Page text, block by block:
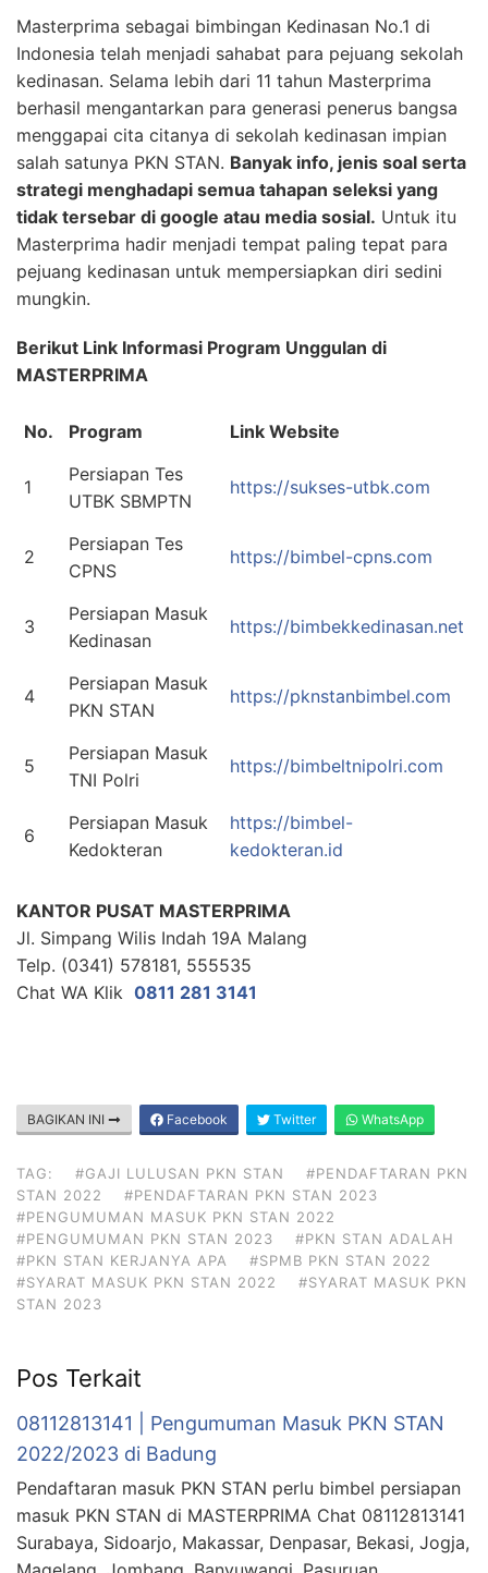
Masterprima sebagai bimbingan Kedinasan No.1 di
Indonesia telah menjadi sahabat para pejuang sekolah
kedinasan. Selama lebih dari 11 tahun Masterprima
berhasil mengantarkan para generasi penerus bangsa
menggapai cita citanya di sekolah kedinasan impian
salah satunya PKN STAN. Banyak info, jenis soal serta
strategi menghadapi semua tahapan seleksi yang
tidak tersebar di google atau media sosial. Untuk itu
Masterprima hadir menjadi tempat paling tepat para
pejuang kedinasan untuk mempersiapkan diri sedini
mungkin.
Berikut Link Informasi Program Unggulan di
MASTERPRIMA
No. Program Link Website
1
Persiapan Tes
UTBK SBMPTN
https://sukses-utbk.com
2
Persiapan Tes
CPNS
https://bimbel-cpns.com
3
Persiapan Masuk
Kedinasan
https://bimbekkedinasan.net
4
Persiapan Masuk
PKN STAN
https://pknstanbimbel.com
5
Persiapan Masuk
TNI Polri
https://bimbeltnipolri.com
6
Persiapan Masuk
Kedokteran
https://bimbel-
kedokteran.id
KANTOR PUSAT MASTERPRIMA
Jl. Simpang Wilis Indah 19A Malang
Telp. (0341) 578181, 555535
Chat WA Klik 0811 281 3141
BAGIKAN INI Facebook Twitter WhatsApp
TAG: #GAJI LULUSAN PKN STAN
#PENDAFTARAN PKN
STAN 2022
#PENDAFTARAN PKN STAN 2023
#PENGUMUMAN MASUK PKN STAN 2022
#PENGUMUMAN PKN STAN 2023
#PKN STAN ADALAH
#PKN STAN KERJANYA APA
#SPMB PKN STAN 2022
#SYARAT MASUK PKN STAN 2022
#SYARAT MASUK PKN
STAN 2023
Pos Terkait
08112813141 | Pengumuman Masuk PKN STAN
2022/2023 di Badung
Pendaftaran masuk PKN STAN perlu bimbel persiapan
masuk PKN STAN di MASTERPRIMA Chat 08112813141
Surabaya, Sidoarjo, Makassar, Denpasar, Bekasi, Jogja,